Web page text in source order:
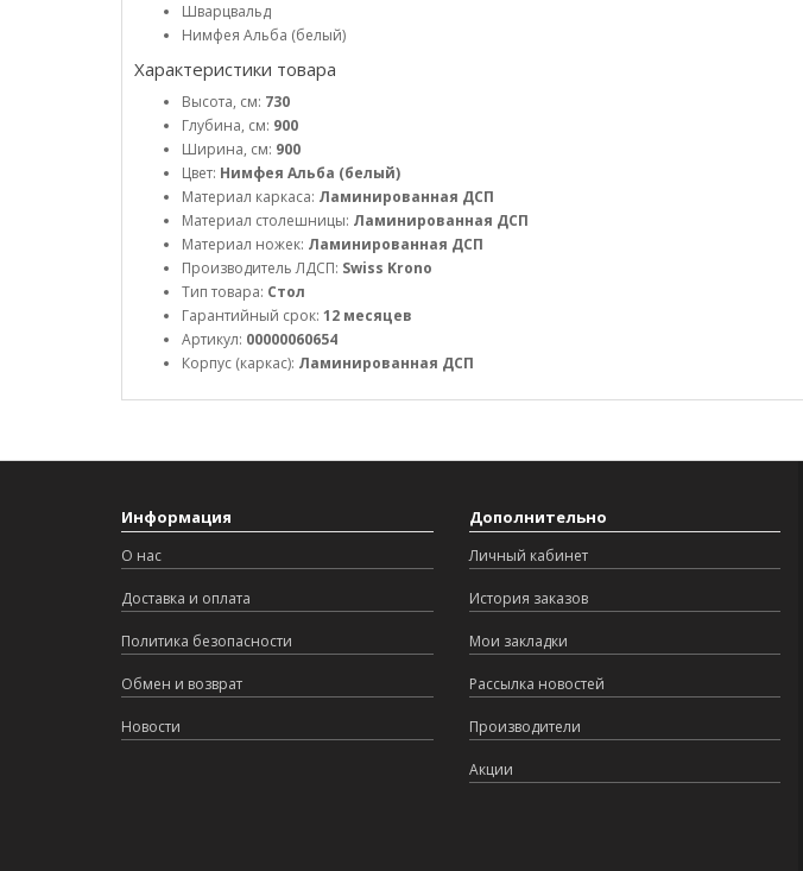
Шварцвальд
Нимфея Альба (белый)
Характеристики товара
Высота, см: 730
Глубина, см: 900
Ширина, см: 900
Цвет: Нимфея Альба (белый)
Материал каркаса: Ламинированная ДСП
Материал столешницы: Ламинированная ДСП
Материал ножек: Ламинированная ДСП
Производитель ЛДСП: Swiss Krono
Тип товара: Стол
Гарантийный срок: 12 месяцев
Артикул: 00000060654
Корпус (каркас): Ламинированная ДСП
Информация
О нас
Доставка и оплата
Политика безопасности
Обмен и возврат
Новости
Дополнительно
Личный кабинет
История заказов
Мои закладки
Рассылка новостей
Производители
Акции